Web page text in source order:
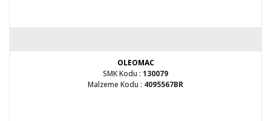
OLEOMAC
SMK Kodu : 130079
Malzeme Kodu : 4095567BR